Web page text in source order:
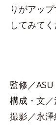
りがアッ
してみてく
監修／ASU
構成・文
撮影／永澤